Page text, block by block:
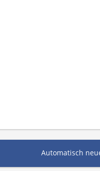
Automatisch